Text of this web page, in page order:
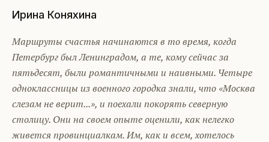
Ирина Коняхина
Маршруты счастья начинаются в то время, когда
Петербург был Ленинградом, а те, кому сейчас за
пятьдесят, были романтичными и наивными. Четыре
одноклассницы из военного городка знали, что «Москва
слезам не верит...», и поехали покорять северную
столицу. Они на своем опыте оценили, как нелегко
живется провинциалкам. Им, как и всем, хотелось